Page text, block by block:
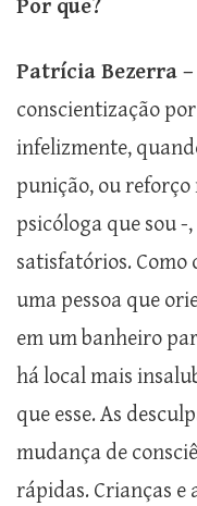
Por que?
Patrícia Bezerra –
conscientização
infelizmente,
punição, ou
psicóloga que sou -
satisfatórios.
uma pessoa que
em um banheiro
há local mais
que esse. As
mudança de
rápidas. Crianças e